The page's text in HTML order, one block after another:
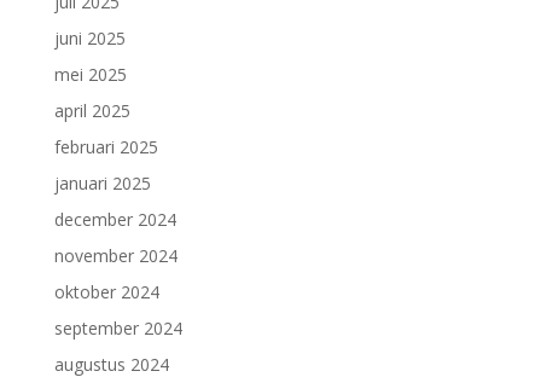
juni 2025
mei 2025
april 2025
februari 2025
januari 2025
december 2024
november 2024
oktober 2024
september 2024
augustus 2024